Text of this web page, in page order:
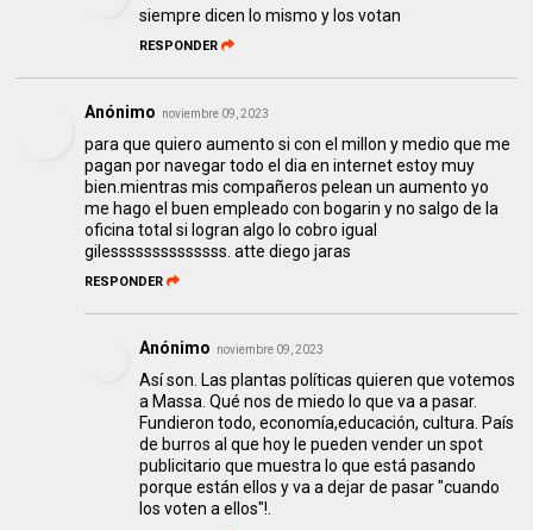
siempre dicen lo mismo y los votan
RESPONDER
Anónimo noviembre 09, 2023
para que quiero aumento si con el millon y medio que me
pagan por navegar todo el dia en internet estoy muy
bien.mientras mis compañeros pelean un aumento yo
me hago el buen empleado con bogarin y no salgo de la
oficina total si logran algo lo cobro igual
gilessssssssssssss. atte diego jaras
RESPONDER
Anónimo noviembre 09, 2023
Así son. Las plantas políticas quieren que votemos
a Massa. Qué nos de miedo lo que va a pasar.
Fundieron todo, economía,educación, cultura. País
de burros al que hoy le pueden vender un spot
publicitario que muestra lo que está pasando
porque están ellos y va a dejar de pasar "cuando
los voten a ellos"!.